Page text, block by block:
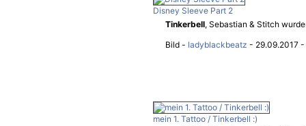
Disney Sleeve Part 2
Tinkerbell, Sebastian & Stitch
Bild - ladyblackbeatz - 29.09.2017
mein 1. Tattoo / Tinkerbell :)